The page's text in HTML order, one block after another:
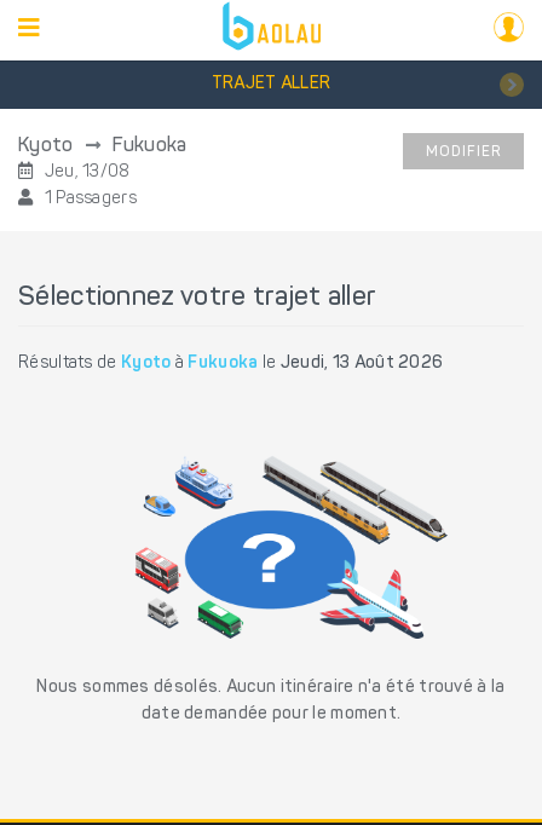
TRAJET ALLER
Kyoto Fukuoka
Jeu, 13/08
1 Passagers
MODIFIER
Sélectionnez votre trajet aller
Résultats de Kyoto à Fukuoka le Jeudi, 13 Août 2026
Nous sommes désolés. Aucun itinéraire n'a été trouvé à la
date demandée pour le moment.